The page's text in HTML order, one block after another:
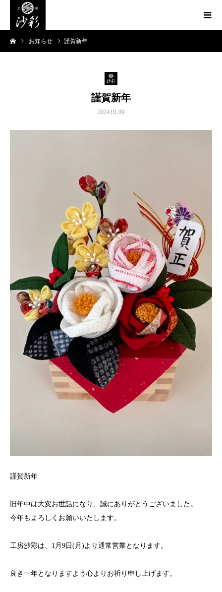
お知らせ 謹賀新年
謹賀新年
2024.01.09
謹賀新年
旧年中は大変お世話になり、誠にありがとうございました。
今年もよろしくお願いいたします。
工房沙彩は、1月9日(月)より通常営業となります。
良き一年となりますよう心よりお祈り申し上げます。